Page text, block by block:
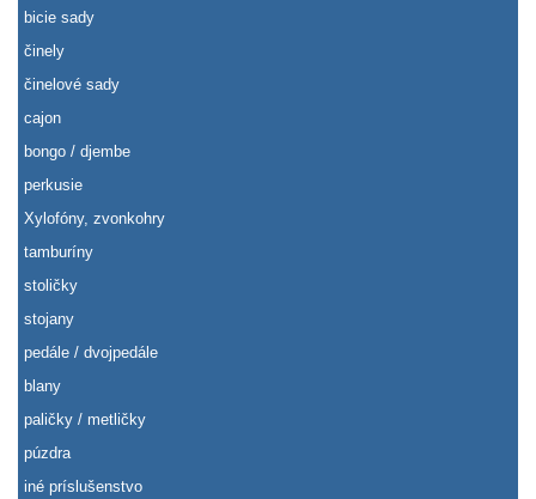
bicie sady
činely
činelové sady
cajon
bongo / djembe
perkusie
Xylofóny, zvonkohry
tamburíny
stoličky
stojany
pedále / dvojpedále
blany
paličky / metličky
púzdra
iné príslušenstvo